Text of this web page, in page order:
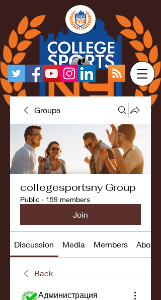
Groups
collegesportsny Group
Public · 159 members
Join
Discussion Media Members About
Back
Администрация